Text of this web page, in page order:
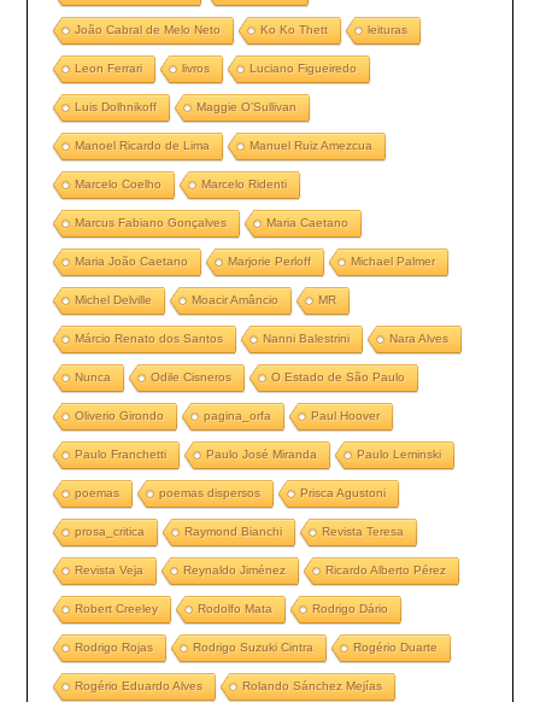
João Cabral de Melo Neto Ko Ko Thett leituras
Leon Ferrari livros Luciano Figueiredo
Luis Dolhnikoff Maggie O’Sullivan
Manoel Ricardo de Lima Manuel Ruiz Amezcua
Marcelo Coelho Marcelo Ridenti
Marcus Fabiano Gonçalves Maria Caetano
Maria João Caetano Marjorie Perloff Michael Palmer
Michel Delville Moacir Amâncio MR
Márcio Renato dos Santos Nanni Balestrini Nara Alves
Nunca Odile Cisneros O Estado de São Paulo
Oliverio Girondo pagina_orfa Paul Hoover
Paulo Franchetti Paulo José Miranda Paulo Leminski
poemas poemas dispersos Prisca Agustoni
prosa_critica Raymond Bianchi Revista Teresa
Revista Veja Reynaldo Jiménez Ricardo Alberto Pérez
Robert Creeley Rodolfo Mata Rodrigo Dário
Rodrigo Rojas Rodrigo Suzuki Cintra Rogério Duarte
Rogério Eduardo Alves Rolando Sánchez Mejías